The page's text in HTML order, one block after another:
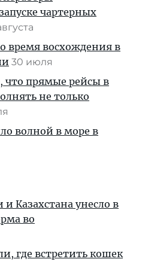
чартерных
время восхождения в
30 июля
прямые рейсы в
не только
волной в море в
и Казахстана унесло в
во
где встретить кошек